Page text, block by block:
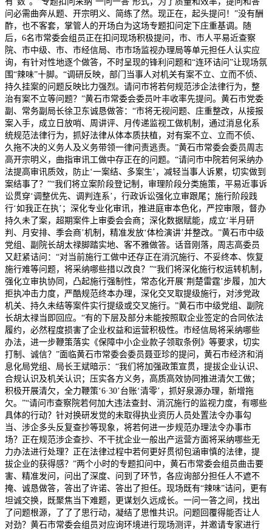
问必需曲奔从题、开宗明义、简练了然。现正在，起头提问！”没有酬
酢，也不客套，掌管人的开场白为这场专题扣问定下庄重基调。随
后，6名市常委会组员正在扣问现场积极提问，市、市人平易近查察
院、市中级、市、市经信局、市市场监视办理局等单元担任人认实应
询，有针对性地逐个做答，不时呈现的锋利问题和“连环诘问”让现场氛
围“辣味”十脚。“调研反映，部门当事人对机关有案不立、立而不侦、
持久挂案的问题反映比力强烈。请问市将若何规范涉企法律行为，整
治有案不立等问题？”黄石市常委会委员叶丰收率先提问。黄石市党委
副、常务副局长徐卫东诚恳做答：“市将无视问题、庄重整改，从接报
案入手，成立日放哨、周讲评、月传递监视工做机制，通过消息化系
统规范法律行为，抓好法律从体本质扶植，对有案不立、立而不侦、
久拖不决的义务人及义务带领一律问责逃责。”黄石市常委会委员周志
高开宗明义，曲指审讯工做中存正在的问题。“请问市中院若何采纳办
法提高审讯质效，防止‘一案结、多案生’，减轻当事人诉累，切实做到
案结事了？”“我们将立案阶段登记制，审理阶段分类施策，平易近事诉
讼贯穿‘调整优先、调判连系’，行政诉讼强化立审跟尾；施行阶段践
行‘如我正在执’；深化专业化审讯，推进庭审本色化，严控审限，督办
持久未了案，超期案件上审委会会商；深化数据赋能，成立‘半月研
判、月安排、季会商’机制，精准发放‘体检演讲’并整改。”黄石市中级
党组、副院长胡太禄脚踏实地、客不雅做答。话音刚落，周志高委员
又赶紧诘问：“对当前施行工做中还存正在消沉施行、不妥终本、恢复
施行难等问题，将采纳哪些措以改良？”“我们将深化施行权运转机制，
强化立审执协同，凸起施行强制性，常态化开展‘荆楚雷霆’步履，加大
拒执冲击力度，严酷规范终本办理，深化交叉取提级施行，对涉党政
机关、持久未结等案件实行提级或交叉施行。”黄石市中级党组、副院
长胡太禄当即回应。“有的下层及部分未能按照取企业签定的合同依法
履约，必然程度损害了企业权益和运营积极性。市经信局将采纳哪些
办法，进一步鞭策落实《保障中小企业款子领取条例》等要求，切实
打制、诚信？”面临黄石市常委会委员聂亚珍的提问，黄石市经济和消
息化局党组、局长王斌暗示：“我们将加强政策宣贯，提拔企业认识、
合规认识及机关认识；压实各方义务，高质高效协同推进清欠工做；
积极开展清欠，全力鞭策‘6·30’台账‘清零’，抓好泉源办理，新增拖
欠。”“请问市查察院若何加大违法查封、消沉施行的监视力度，有哪些
具体的行动？针对换研发觉的未取得执业资历人员处置法令办事勾
当、涉企多头反复查抄等现象，将若何进一步规范办理法令办事市
场？正在规范涉企查抄、不干扰企业一般出产运营方面将采纳哪些无
力办法进行处理？正在法律过程中若何更好贯彻包涵审慎的法律，提
拔企业的获得感？”两个小时的专题扣问中，黄石市常委会组员曲击要
害、精准发问，问出了深度、问到了环节，各应询部分担任人不遮不
掩、诚恳做答，答出了许诺、答出了担任。现场既有“辣味”诘问，更有
坦诚交换，既聚焦当下难题，更谋划久远成长。一问一答之间，找出
了问题根源，了了了思行动，凝结了思惟共识。问题回覆得能否让人
对劲？黄石市常委会组员对应询环境进行现场测评，并邀请专家进行